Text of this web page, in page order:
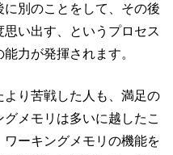
別のことをして、その後
い出す、というプロセス
力が発揮されます。
より苦戦した人も、満足の
メモリは多いに越したこ
ーキングメモリの機能を